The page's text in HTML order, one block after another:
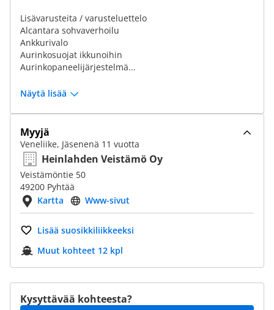
Lisävarusteita / varusteluettelo
Alcantara sohvaverhoilu
Ankkurivalo
Aurinkosuojat ikkunoihin
Aurinkopaneelijärjestelmä...
Näytä lisää
Myyjä
Veneliike, Jäsenenä 11 vuotta
Heinlahden Veistämö Oy
Veistämöntie 50
49200 Pyhtää
Kartta
Www-sivut
Lisää suosikkiliikkeeksi
Muut kohteet 12 kpl
Kysyttävää kohteesta?